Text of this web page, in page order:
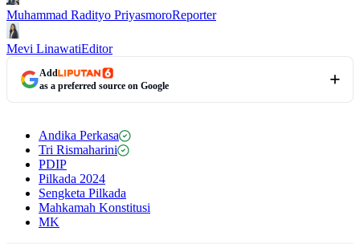
Muhammad Radityo PriyasmoroReporter
Mevi LinawatiEditor
Add
as a preferred source on Google
Andika Perkasa
Tri Rismaharini
PDIP
Pilkada 2024
Sengketa Pilkada
Mahkamah Konstitusi
MK